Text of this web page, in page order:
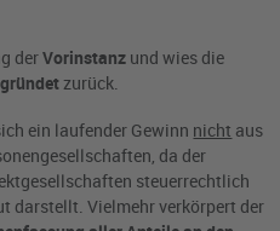
derVorinstanz und wies die
zurück.
ein laufender Gewinn nicht aus
da der
steuerrechtlich
darstellt. Vielmehr verkörpert der